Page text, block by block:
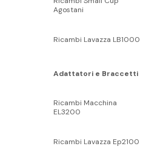
Agostani
Ricambi Lavazza LB1000
Adattatori e Braccetti
Ricambi Macchina
EL3200
Ricambi Lavazza Ep2100